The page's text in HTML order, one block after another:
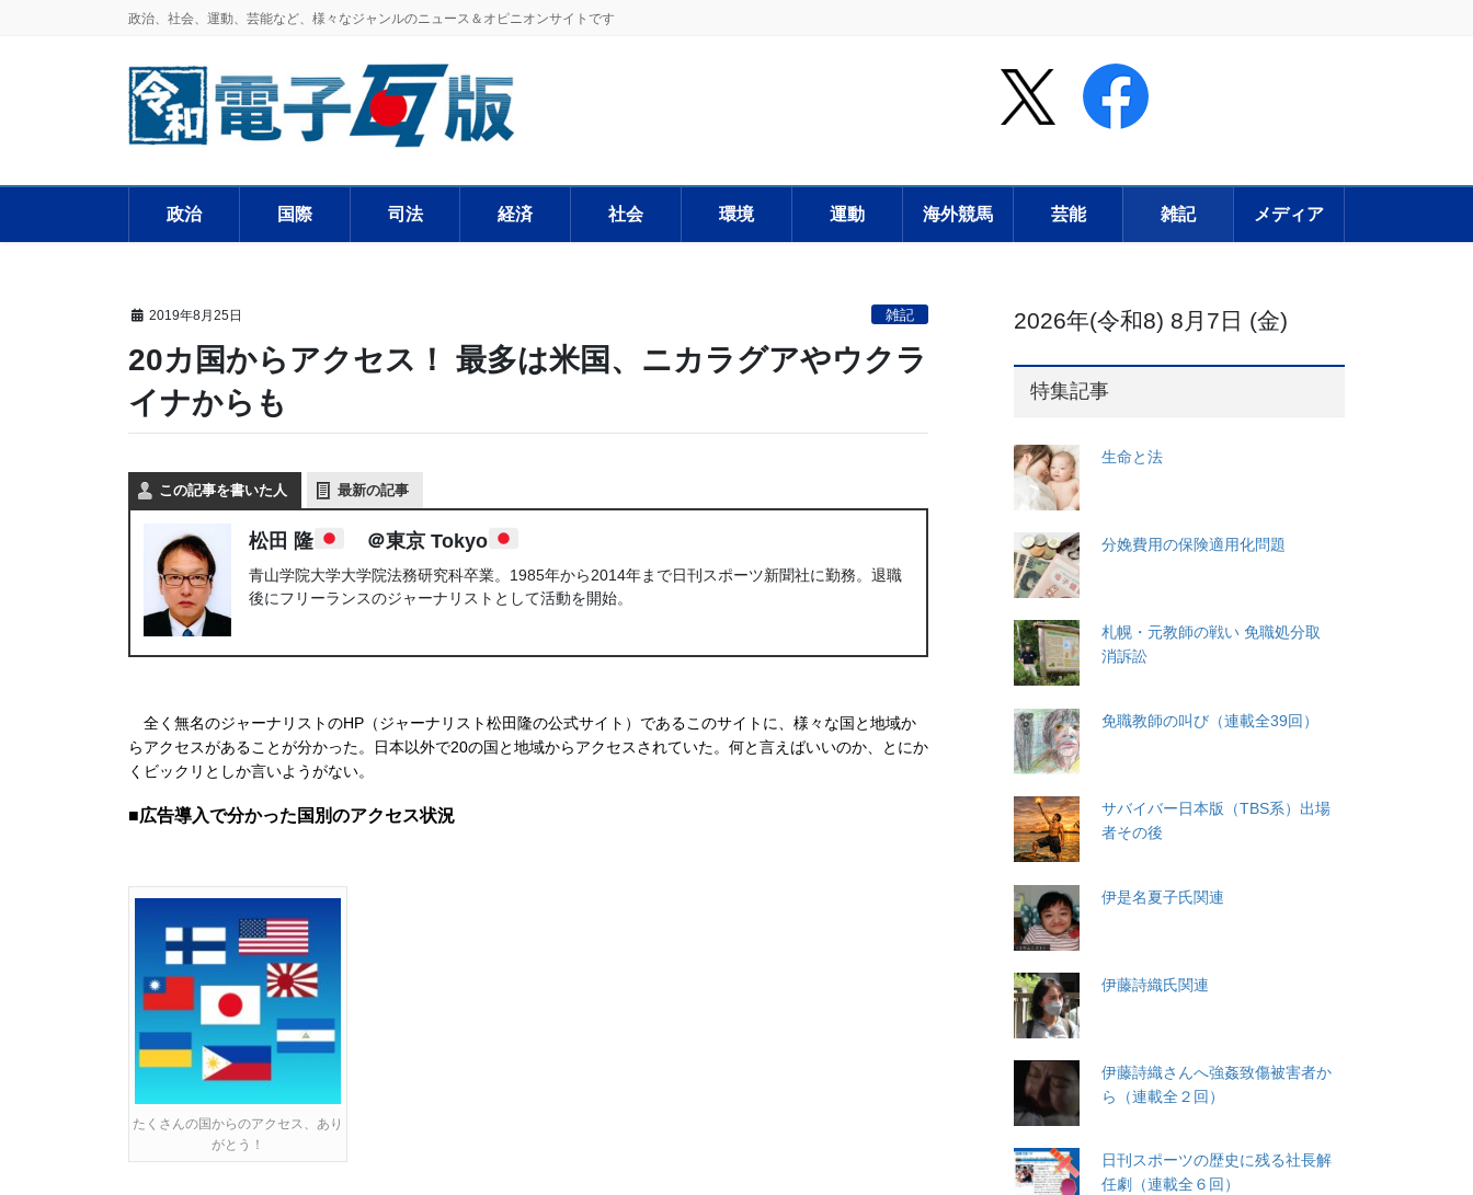
政治、社会、運動、芸能など、様々なジャンルのニュース＆オピニオンサイトです
政治 国際 司法 経済 社会 環境 運動 海外競馬 芸能 雑記 メディア
2019年8月25日 雑記
20カ国からアクセス！ 最多は米国、ニカラグアやウクラ
イナからも
この記事を書いた人 最新の記事
松田 隆 ＠東京 Tokyo
青山学院大学大学院法務研究科卒業。1985年から2014年まで日刊スポーツ新聞社に勤務。退職
後にフリーランスのジャーナリストとして活動を開始。
全く無名のジャーナリストのHP（ジャーナリスト松田隆の公式サイト）であるこのサイトに、様々な国と地域か
らアクセスがあることが分かった。日本以外で20の国と地域からアクセスされていた。何と言えばいいのか、とにか
くビックリとしか言いようがない。
■広告導入で分かった国別のアクセス状況
たくさんの国からのアクセス、あり
がとう！
2026年(令和8) 8月7日 (金)
特集記事
生命と法
分娩費用の保険適用化問題
札幌・元教師の戦い 免職処分取
消訴訟
免職教師の叫び（連載全39回）
サバイバー日本版（TBS系）出場
者その後
伊是名夏子氏関連
伊藤詩織氏関連
伊藤詩織さんへ強姦致傷被害者か
ら（連載全２回）
日刊スポーツの歴史に残る社長解
任劇（連載全６回）